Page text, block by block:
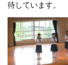
待しています。